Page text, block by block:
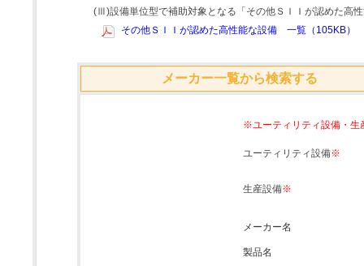
(Ⅲ)設備単位型で補助対象となる「その他ＳＩＩが認めた高
その他ＳＩＩが認めた高性能な設備 一覧（105KB）
メーカー一覧から検索する
※ユーティリティ設備・生
ユーティリティ設備※
生産設備※
メーカー名
製品名